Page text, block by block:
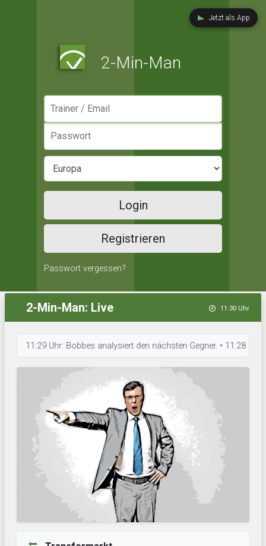
Jetzt als App
2-Min-Man
Login
Registrieren
Passwort vergessen?
2-Min-Man: Live 11:30 Uhr
11:29 Uhr: Bobbes analysiert den nächsten Gegner. • 11:28 Uhr: